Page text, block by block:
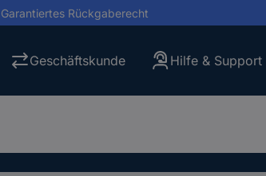
Garantiertes Rückgaberecht
Geschäftskunde Hilfe & Support